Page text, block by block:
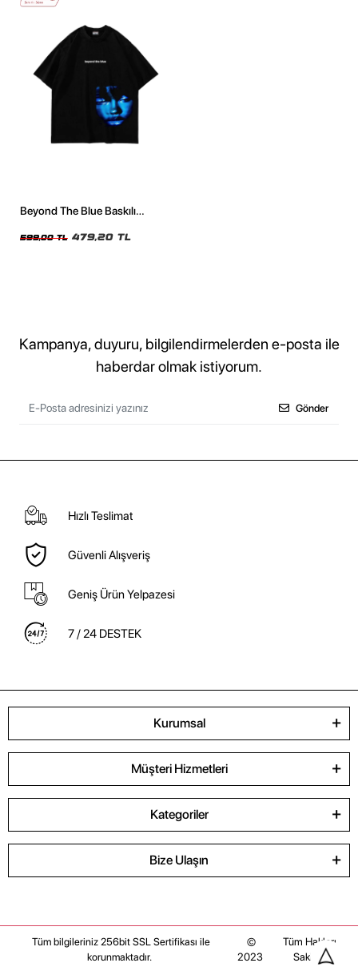
Beyond The Blue Baskılı
599,00 TL 479,20 TL
Kampanya, duyuru, bilgilendirmelerden e-posta ile
haberdar olmak istiyorum.
Gönder
Hızlı Teslimat
Güvenli Alışveriş
Geniş Ürün Yelpazesi
7 / 24 DESTEK
Kurumsal
Müşteri Hizmetleri
Kategoriler
Bize Ulaşın
Tüm bilgileriniz 256bit SSL Sertifikası ile
korunmaktadır.
©
2023
Tüm Hakları
Saklıdır